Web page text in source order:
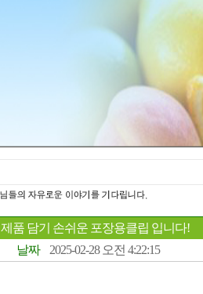
품 담기 손쉬운 포장용클립 입니다!
날짜 2025-02-28 오전 4:22:15